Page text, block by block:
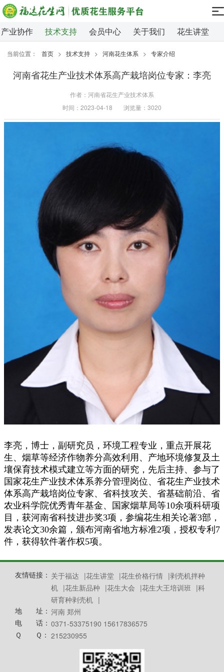
产业协作 技术支持 会员中心 关于我们 花生讲堂
当前位置： 首页 > 技术支持 > 河南花生体系 > 专家介绍
河南省花生产业技术体系高产栽培岗位专家：李亮
作者：河南省花生产业技术体系
时间：2023-04-18
浏览量：3020
李亮，博士，副研究员，环境工程专业，重点开展花
生、烟草等经济作物养分高效利用、产地环境修复及土
壤保育技术模式建立等方面的研究，先后主持、参与了
国家花生产业技术体系养分管理岗位、省花生产业技术
体系高产栽培岗位专家、省科技攻关、省基础前沿、省
农业科学院优秀青年基金、国家烟草局等10余项科研项
目，获河南省科技进步奖3项，参编花生相关论著3部，
发表论文30余篇，颁布河南省地方标准2项，授权专利7
件，获得软件著作权5项。
友情链接： 关于福达 |花生讲堂 |花生价格行情 |剥壳机拌种
机 |花生新品种 |花生大会 |花生大王培训班 |科
研育种剥壳机 |
地 址： 河南 郑州
电 话： 0371-53375190 15617836575
Ｑ Ｑ： 215230955